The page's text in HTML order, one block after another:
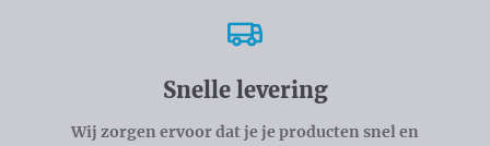
Snelle levering
Wij zorgen ervoor dat je je producten snel en